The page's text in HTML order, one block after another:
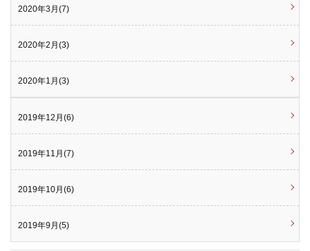
2020年3月(7)
2020年2月(3)
2020年1月(3)
2019年12月(6)
2019年11月(7)
2019年10月(6)
2019年9月(5)